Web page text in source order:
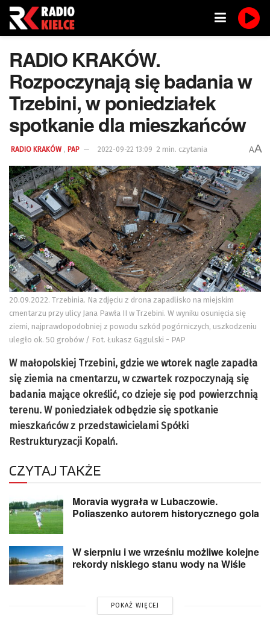
RADIO KRAKÓW.
Rozpoczynają się badania w
Trzebini, w poniedziałek
spotkanie dla mieszkańców
RADIO KRAKÓW , PAP 2022-09-22 13:09 2 min. czytania AA
20.09.2022. Trzebinia. Na zdjęciu z drona zapadlisko na miejskim
cmentarzu przy ulicy Jana Pawła II w Trzebini. W wyniku osunięcia się
ziemi, najprawdopodobniej z powodu szkód pogórniczych, uszkodzeniu
uległo ok. 50 grobów / Fot. Łukasz Gągulski - PAP
W małopolskiej Trzebini, gdzie we wtorek nagle zapadła
się ziemia na cmentarzu, w czwartek rozpoczynają się
badania mające określić, co dzieje się pod powierzchnią
terenu. W poniedziałek odbędzie się spotkanie
mieszkańców z przedstawicielami Spółki
Restrukturyzacji Kopalń.
CZYTAJ TAKŻE
Moravia wygrała w Lubaczowie.
Poliaszenko autorem historycznego gola
W sierpniu i we wrześniu możliwe kolejne
rekordy niskiego stanu wody na Wiśle
POKAŻ WIĘCEJ